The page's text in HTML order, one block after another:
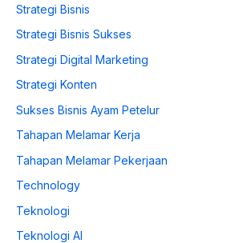
Strategi Bisnis
Strategi Bisnis Sukses
Strategi Digital Marketing
Strategi Konten
Sukses Bisnis Ayam Petelur
Tahapan Melamar Kerja
Tahapan Melamar Pekerjaan
Technology
Teknologi
Teknologi AI